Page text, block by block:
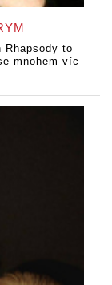
Rhapsody to
mnohem víc